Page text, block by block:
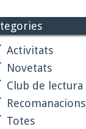
Activitats
Novetats
Club de lectura
Recomanacions
Totes